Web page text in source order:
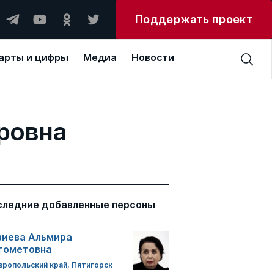
Поддержать проект
и цифры Медиа Новости
добавленные персоны
Альмира
край, Пятигорск